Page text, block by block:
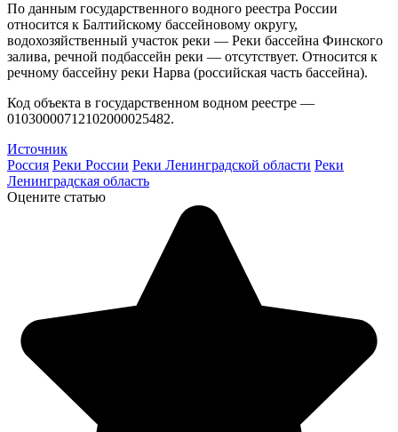
По данным государственного водного реестра России
относится к Балтийскому бассейновому округу,
водохозяйственный участок реки — Реки бассейна Финского
залива, речной подбассейн реки — отсутствует. Относится к
речному бассейну реки Нарва (российская часть бассейна).
Код объекта в государственном водном реестре —
01030000712102000025482.
Источник
Россия Реки России Реки Ленинградской области Реки
Ленинградская область
Оцените статью